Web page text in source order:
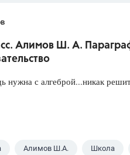
Алимов Ш. А.
нужна с алгеброй...никак
Алимов Ш.А. Школа